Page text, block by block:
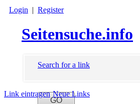
Login | Register
Seitensuche.info
Search for a link
Link eintragen Neue Links